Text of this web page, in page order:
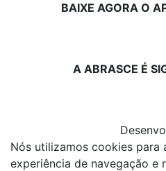
BAIXE AGORA O
A ABRASCE É
Nós utilizamos cookies para
experiência de navegação e